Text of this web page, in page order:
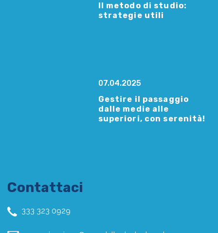
Il metodo di studio:
strategie utili
07.04.2025
Gestire il passaggio
dalle medie alle
superiori, con serenità!
Contattaci
333 323 0929